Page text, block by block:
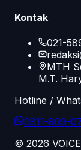
Kontak
021-
MTH
M.T.
Hotline /
0811-809-
© 2026